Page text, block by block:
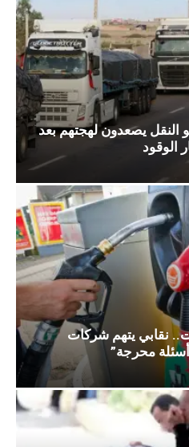
النقل يصعدون لهجتهم بعد
الوقود
نقابي يتهم شركات
محرجة”